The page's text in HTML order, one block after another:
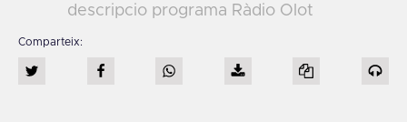
descripcio programa Ràdio Olot